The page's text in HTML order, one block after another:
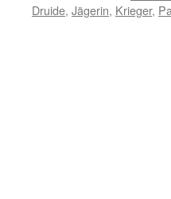
Druide, Jägerin, Krieger,